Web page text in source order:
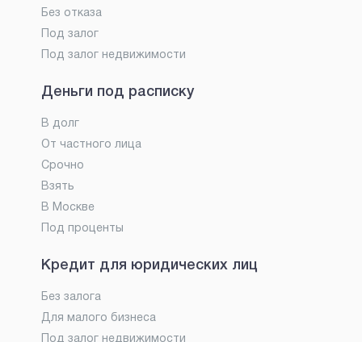
Без отказа
Под залог
Под залог недвижимости
Деньги под расписку
В долг
От частного лица
Срочно
Взять
В Москве
Под проценты
Кредит для юридических лиц
Без залога
Для малого бизнеса
Под залог недвижимости